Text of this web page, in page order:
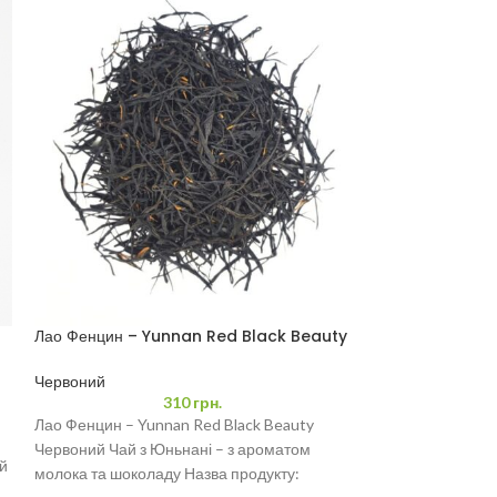
Лао Фенцин – Yunnan Red Black Beauty
Червоний
310грн.
Лао Фенцин – Yunnan Red Black Beauty
Червоний Чай з Юньнані – з ароматом
молока та шоколаду Назва продукту: